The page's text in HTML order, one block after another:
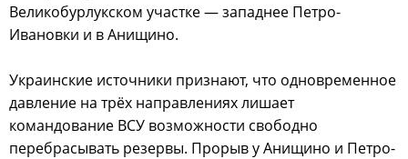
Великобурлукском участке — западнее Петро-
Ивановки и в Анищино.
Украинские источники признают, что одновременное
давление на трёх направлениях лишает
командование ВСУ возможности свободно
перебрасывать резервы. Прорыв у Анищино и Петро-